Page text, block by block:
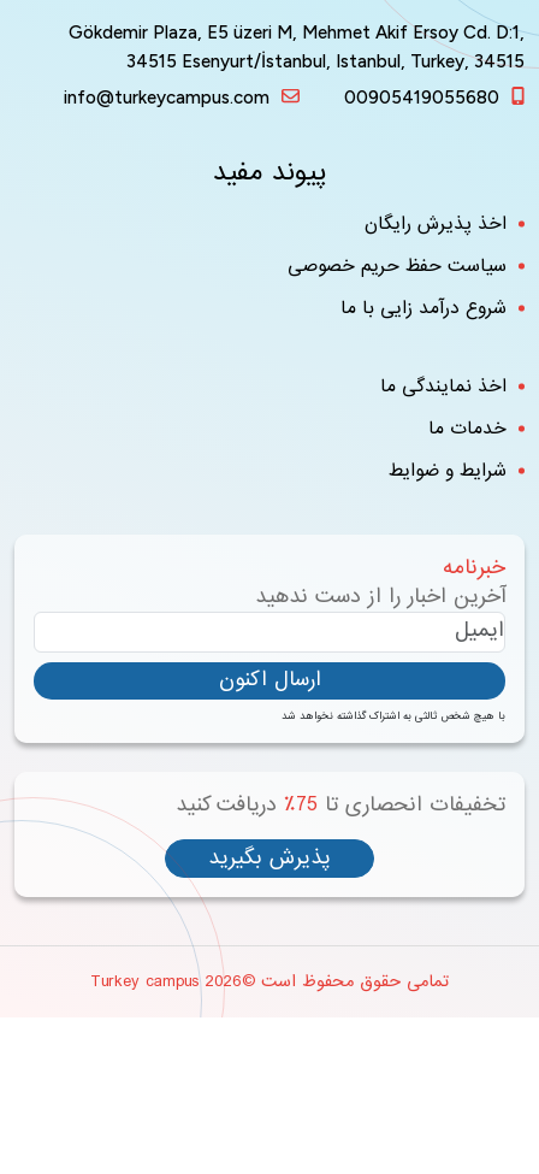
Gökdemir Plaza, E5 üzeri M, Mehmet Akif Ersoy Cd.
34515 Esenyurt/İstanbul, Istanbul, Turkey,
info@turkeycampus.com
پیوند مفید
پذیرش رایگان
حفظ حریم خصوصی
درآمد زایی با ما
نمایندگی ما
ما
و ضوایط
اخبار را از دست ندهید
ارسال اکنون
هیچ شخص ثالثی به اشتراک گذاشته نخواهد شد
انحصاری تا75٪
دریافت کنید
پذیرش بگیرید
تمامی حقوق محفوظ است ©2026 Turkey campus